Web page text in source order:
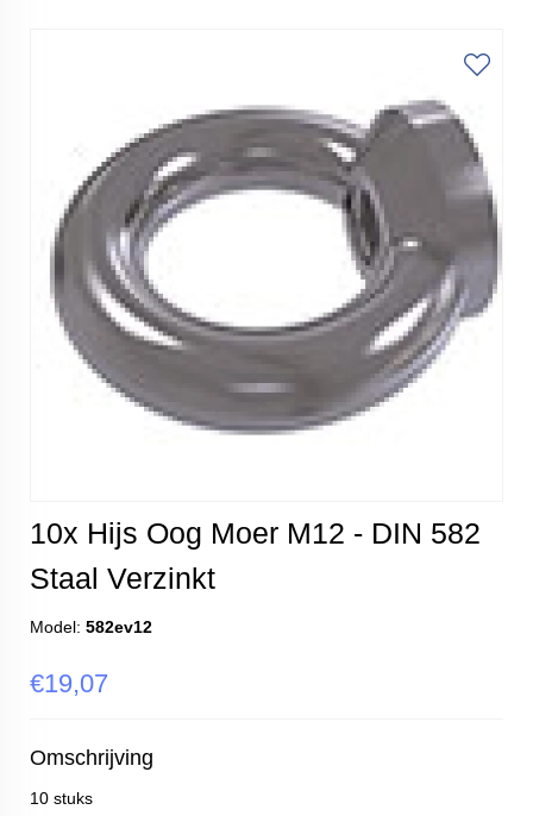
10x Hijs Oog Moer M12 - DIN 582
Staal Verzinkt
Model: 582ev12
€19,07
Omschrijving
10 stuks